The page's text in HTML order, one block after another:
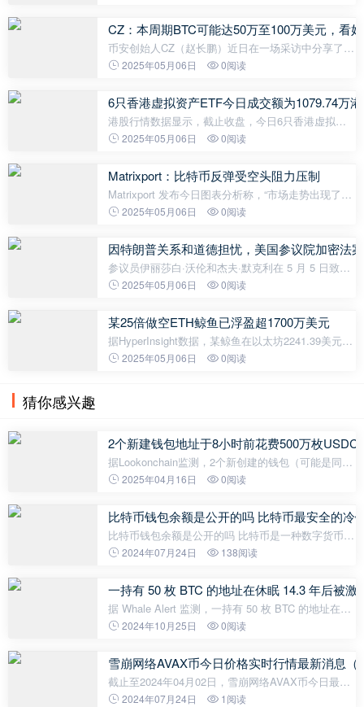
将同步迁移至该账号。
CZ：本周期BTC可能达50万至100万美元，看
币安创始人CZ（赵长鹏）近日在一场采访中分享了他
对监狱生活的感悟、特朗普总统任期的看法以及对加
珍视健康和家庭，并对生活和工作
2025年05月06日 0阅读
6只香港虚拟资产ETF今日成交额为1079.74万
港股行情数据显示，截止收盘，今日6只香港虚拟资
产ETF成交额为1079.74万港元，其中：华夏比特币
ETF（3046.HK）的交易额为79.5万港元，嘉实比特
2025年05月06日 0阅读
Matrixport：比特币反弹受空头阻力压制
Matrixport 发布今日图表分析称，“市场走势出现了值
得关注的异常现象:比特币价格累计上涨近 25%，未
费率仍维持在接近零的水平。
2025年05月06日 0阅读
因特朗普关系和道德担忧，美国参议院加密法
参议员伊丽莎白·沃伦和杰夫·默克利在 5 月 5 日致美
国政府伦理办公室的一封信中表示，特朗普及其家人
所币安和世界自由金融
2025年05月06日 0阅读
某25倍做空ETH鲸鱼已浮盈超1700万美元
据HyperInsight数据，某鲸鱼在以太坊2241.39美元时
在Hyperliquid上开启ETH 25倍杠杆空单仓位，目前浮
2025年05月06日 0阅读
猜你感兴趣
2个新建钱包地址于8小时前花费500万枚USDC
据Lookonchain监测，2个新创建的钱包（可能是同一
条鲸鱼）在8小时前花费500万枚USDC购买630,339枚
2025年04月16日 0阅读
比特币钱包余额是公开的吗 比特币最安全的冷
比特币钱包余额是公开的吗 比特币是一种数字货币，
使用区块链技术进行交易和资金转移。而比特币钱包
络中，所有交易都是公开的，
2024年07月24日 138阅读
一持有 50 枚 BTC 的地址在休眠 14.3 年后被激
据 Whale Alert 监测，一持有 50 枚 BTC 的地址在休
眠 14.3 年后被激活，价值约 338.7 万美元。
2024年10月25日 0阅读
雪崩网络AVAX币今日价格实时行情最新消息（
截止至2024年04月02日，雪崩网络AVAX币今日最新
价格是50.7790美元，一枚雪崩网络AVAX约合人民币
2024年07月24日 1阅读